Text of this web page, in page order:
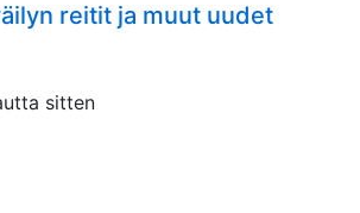
reitit ja muut uudet
sitten